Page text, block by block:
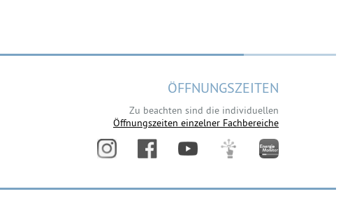
ÖFFNUNGSZEITEN
Zu beachten sind die individuellen
Öffnungszeiten einzelner Fachbereiche